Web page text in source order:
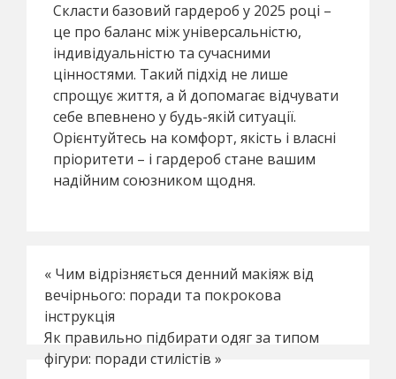
Скласти базовий гардероб у 2025 році –
це про баланс між універсальністю,
індивідуальністю та сучасними
цінностями. Такий підхід не лише
спрощує життя, а й допомагає відчувати
себе впевнено у будь-якій ситуації.
Орієнтуйтесь на комфорт, якість і власні
пріоритети – і гардероб стане вашим
надійним союзником щодня.
« Чим відрізняється денний макіяж від
вечірнього: поради та покрокова
інструкція
Як правильно підбирати одяг за типом
фігури: поради стилістів »